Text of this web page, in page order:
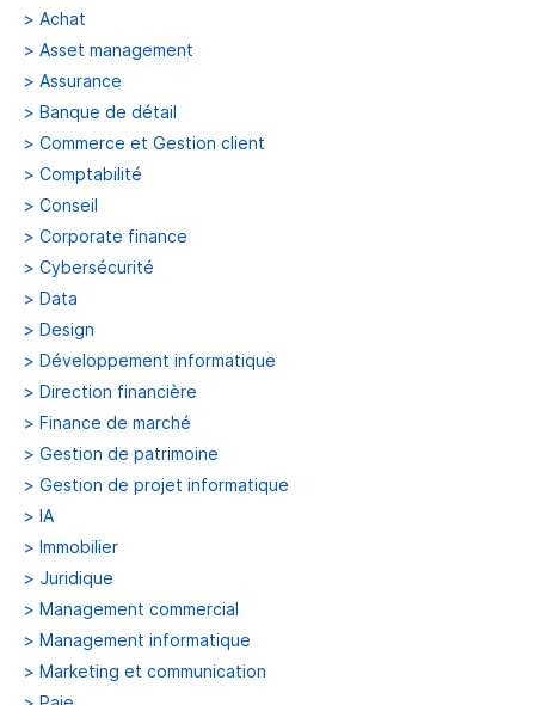
> Achat
> Asset management
> Assurance
> Banque de détail
> Commerce et Gestion client
> Comptabilité
> Conseil
> Corporate finance
> Cybersécurité
> Data
> Design
> Développement informatique
> Direction financière
> Finance de marché
> Gestion de patrimoine
> Gestion de projet informatique
> IA
> Immobilier
> Juridique
> Management commercial
> Management informatique
> Marketing et communication